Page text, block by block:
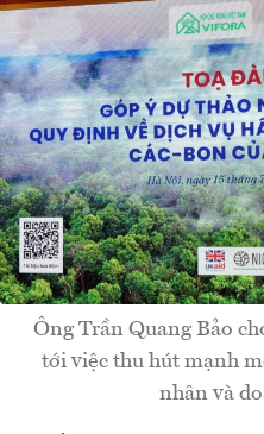
Ông Trần Quang Bảo
tới việc thu hút mạnh
nhân và